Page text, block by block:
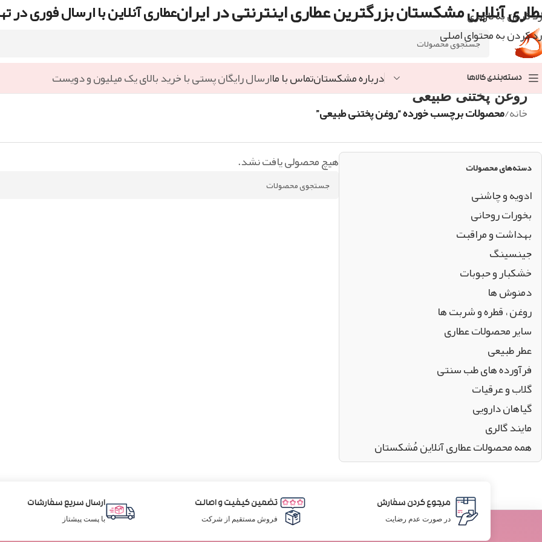
رد کردن به ناوبری
رد کردن به محتوای اصلی
آنلاین مشکستان بزرگترین عطاری اینترنتی در ایرانعطاری آنلاین با ارسال فوری در
دسته‌بندی کالاها درباره مشکستانتماس با ماارسال رایگان پستی با خرید بالای یک میلیون و دویست
روغن پختنی طبیعی
خانه/محصولات برچسب خورده “روغن پختنی طبیعی”
دسته‌های محصولات
ادویه و چاشنی
بخورات روحانی
بهداشت و مراقبت
جینسینگ
خشکبار و حبوبات
دمنوش ها
روغن ، قطره و شربت ها
سایر محصولات عطاری
عطر طبیعی
فرآورده های طب سنتی
گلاب و عرقیات
گیاهان دارویی
مایند گالری
همه محصولات عطاری آنلاین مُشکستان
هیچ محصولی یافت نشد.
مرجوع کردن سفارش
در صورت عدم رضایت
تضمین کیفیت و اصالت
فروش مستقیم از شرکت
ارسال سریع سفارشات
با پست پیشتاز